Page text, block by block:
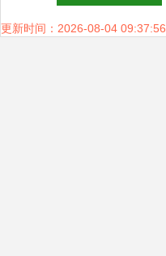
策划
更新时间：2026-08-04 09:37:56